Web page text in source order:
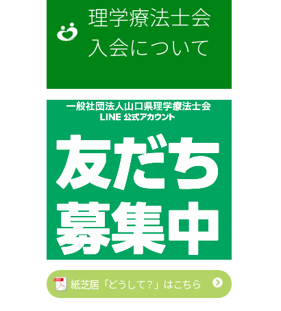
理学療法士会
入会について
紙芝居「どうして？」はこちら